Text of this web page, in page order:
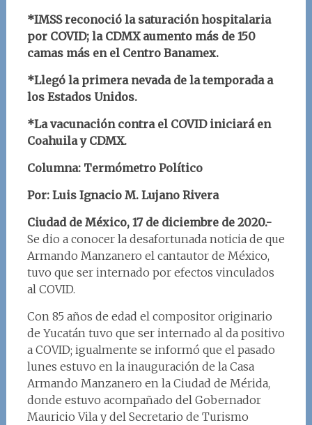
*IMSS reconoció la saturación hospitalaria
por COVID; la CDMX aumento más de 150
camas más en el Centro Banamex.
*Llegó la primera nevada de la temporada a
los Estados Unidos.
*La vacunación contra el COVID iniciará en
Coahuila y CDMX.
Columna: Termómetro Político
Por: Luis Ignacio M. Lujano Rivera
Ciudad de México, 17 de diciembre de 2020.-
Se dio a conocer la desafortunada noticia de que
Armando Manzanero el cantautor de México,
tuvo que ser internado por efectos vinculados
al COVID.
Con 85 años de edad el compositor originario
de Yucatán tuvo que ser internado al da positivo
a COVID; igualmente se informó que el pasado
lunes estuvo en la inauguración de la Casa
Armando Manzanero en la Ciudad de Mérida,
donde estuvo acompañado del Gobernador
Mauricio Vila y del Secretario de Turismo